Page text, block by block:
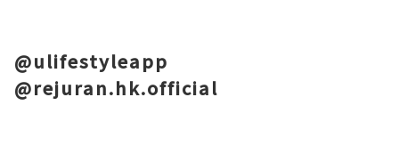
@ulifestyleapp
@rejuran.hk.official